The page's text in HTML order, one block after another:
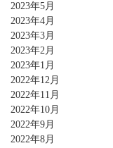
2023年5月
2023年4月
2023年3月
2023年2月
2023年1月
2022年12月
2022年11月
2022年10月
2022年9月
2022年8月